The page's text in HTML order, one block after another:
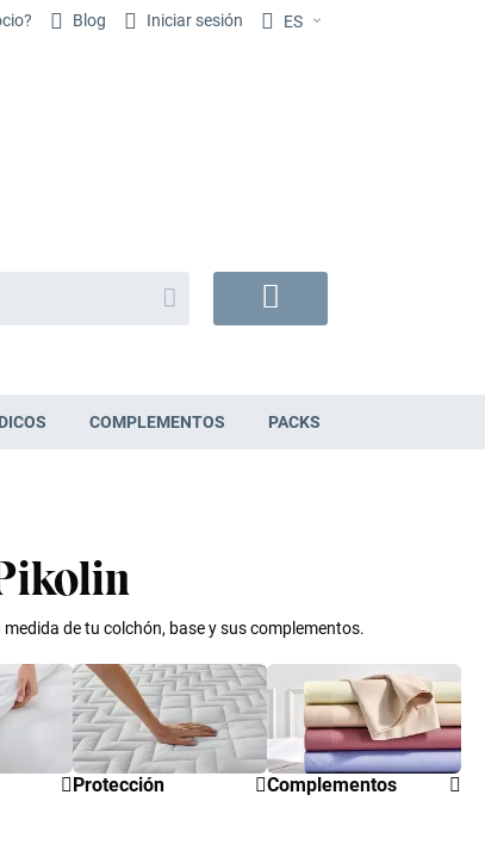
Blog Iniciar sesión ES
Buscar
COMPLEMENTOS PACKS
de tu colchón, base y sus complementos.
Protección Complementos